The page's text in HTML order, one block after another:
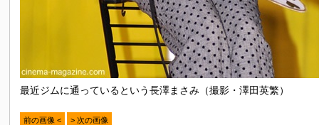
最近ジムに通っているという長澤まさみ（撮影・澤田英繁）
前の画像 < > 次の画像